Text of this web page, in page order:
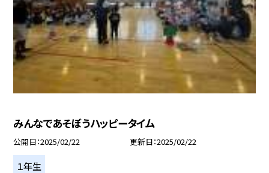
みんなであそぼうハッピータイム
公開日 2025/02/22 更新日 2025/02/22
１年生